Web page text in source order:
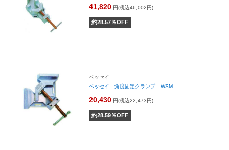
41,820 円(税込46,002円)
約28.57％OFF
ベッセイ
ベッセイ 角度固定クランプ WSM
20,430 円(税込22,473円)
約28.59％OFF